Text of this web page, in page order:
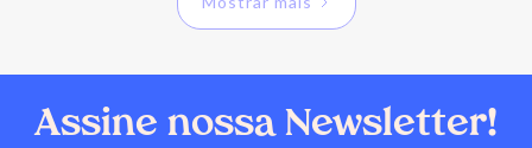
Assine nossa Newsletter!